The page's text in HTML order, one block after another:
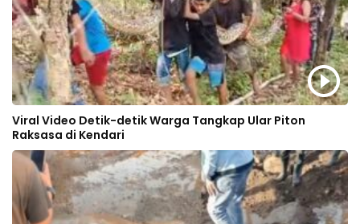
Viral Video Detik-detik Warga Tangkap Ular Piton
Raksasa di Kendari